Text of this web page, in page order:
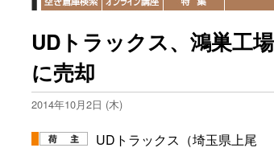
UDトラックス、鴻巣工
に売却
2014年10月2日 (木)
UDトラックス（埼玉県上尾